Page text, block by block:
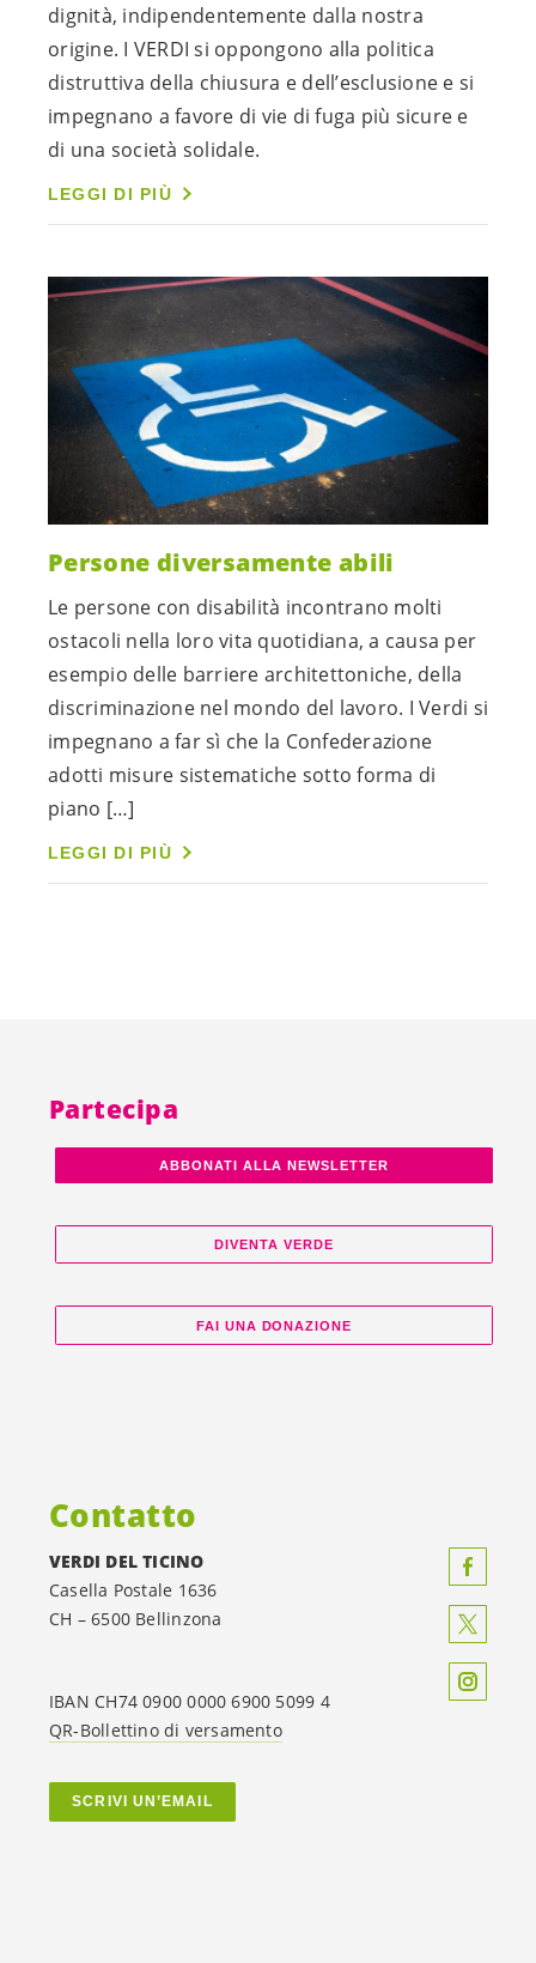
dignità, indipendentemente dalla nostra
origine. I VERDI si oppongono alla politica
distruttiva della chiusura e dell’esclusione e si
impegnano a favore di vie di fuga più sicure e
di una società solidale.
LEGGI DI PIÙ
Persone diversamente abili
Le persone con disabilità incontrano molti
ostacoli nella loro vita quotidiana, a causa per
esempio delle barriere architettoniche, della
discriminazione nel mondo del lavoro. I Verdi si
impegnano a far sì che la Confederazione
adotti misure sistematiche sotto forma di
piano […]
LEGGI DI PIÙ
Partecipa
ABBONATI ALLA NEWSLETTER
DIVENTA VERDE
FAI UNA DONAZIONE
Contatto
VERDI DEL TICINO
Casella Postale 1636
CH – 6500 Bellinzona
IBAN CH74 0900 0000 6900 5099 4
QR-Bollettino di versamento
SCRIVI UN’EMAIL